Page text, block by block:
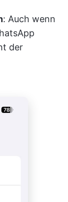
: Auch wenn
der